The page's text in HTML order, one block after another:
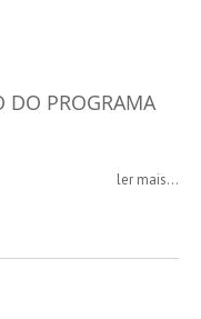
DO PROGRAMA
ler mais...